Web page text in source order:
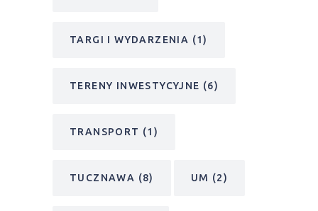
TARGI I WYDARZENIA (1)
TERENY INWESTYCYJNE (6)
TRANSPORT (1)
TUCZNAWA (8) UM (2)